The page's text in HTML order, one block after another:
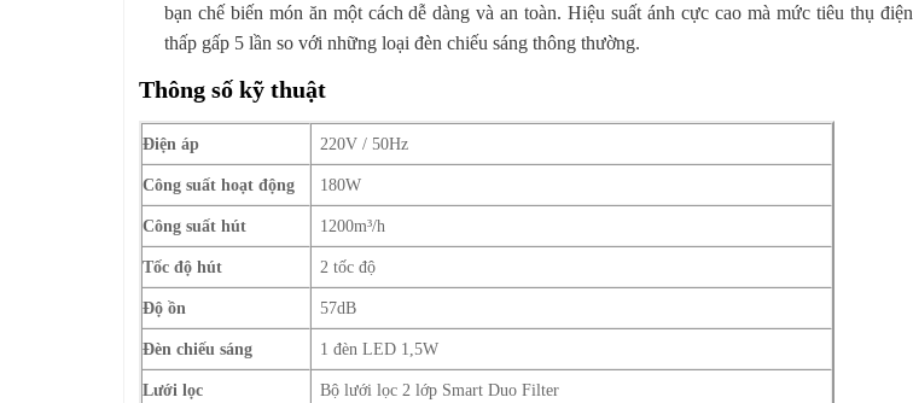
bạn chế biến món ăn một cách dễ dàng và an toàn. Hiệu suất ánh cực cao mà mức tiêu thụ điện
thấp gấp 5 lần so với những loại đèn chiếu sáng thông thường.
Thông số kỹ thuật
Điện áp 220V / 50Hz
Công suất hoạt động 180W
Công suất hút 1200m³/h
Tốc độ hút 2 tốc độ
Độ ồn 57dB
Đèn chiếu sáng 1 đèn LED 1,5W
Lưới lọc Bộ lưới lọc 2 lớp Smart Duo Filter